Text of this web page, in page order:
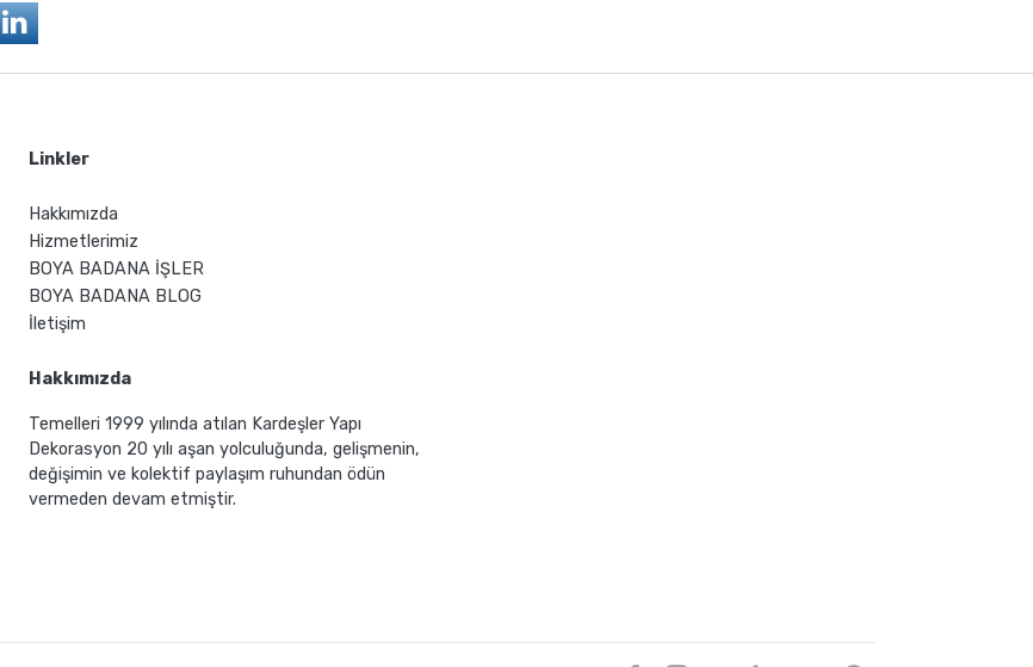
Linkler
Hakkımızda
Hizmetlerimiz
BOYA BADANA İŞLER
BOYA BADANA BLOG
İletişim
Hakkımızda
Temelleri 1999 yılında atılan Kardeşler Yapı
Dekorasyon 20 yılı aşan yolculuğunda, gelişmenin,
değişimin ve kolektif paylaşım ruhundan ödün
vermeden devam etmiştir.